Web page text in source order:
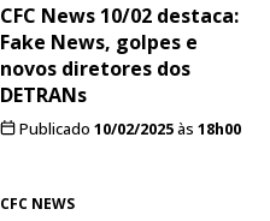
CFC News 10/02 destaca:
Fake News, golpes e
novos diretores dos
DETRANs
Publicado 10/02/2025às 18h00
CFC NEWS